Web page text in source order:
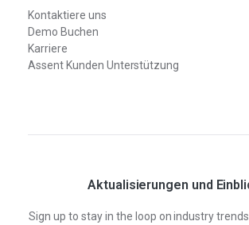
Kontaktiere uns
Demo Buchen
Karriere
Assent Kunden Unterstützung
Aktualisierungen und
Sign up to stay in the loop on industry